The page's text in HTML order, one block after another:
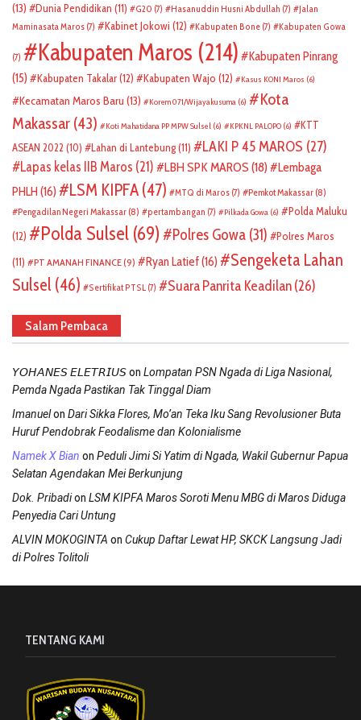
(13)
Dunia Pendidikan (11) G20 (7) Hasanuddin Husni Abdullah (7)
Jalan
Maminasata Maros (7) Kabinet Jokowi (12) Kabupaten Bone (7) Kabupaten Gowa
(7) Kabupaten Maros (214)
Kabupaten Pinrang
(15)
Kabupaten Takalar(12) Kabupaten Wajo (12) Kasus KONI Maros (6)
Kecamatan Maros Baru (13) Korem 071/Wijayakusuma (6)
Kota
Makassar (43) Koti Mahatidana PP MPW Sulsel (6) KPKNL PALOPO (6)
KTT
ASEAN 2022 (10) Lahan di Lantebung(11) LAKI P 45 MAROS (27)
Lapas kelas IIB Maros (21) LBH SPK MAROS (18)
Lembaga
PHLH (16) LSM KIPFA (47) MTQ di Maros (7) Pemkot Makassar (8)
Pengadilan Negeri Makassar (8) pertambangan (7) Pilkada Gowa (6)
Polda Maluku
(12)
Polda Sulsel (69) Polres Gowa (31)
Polres Maros
(11)
PT AMANAH FINANCE(9) Ryan Latief(16)
Sengeketa Lahan
Sulsel (46) Sertifikat PTSL (7) Suara Panrita Keadilan(26)
Salam Pembaca
𝘠𝘖𝘏𝘈𝘕𝘌𝘚 𝘌𝘓𝘌𝘛𝘙𝘐𝘜𝘚on Lompatan PSN Ngada di Liga Nasional,
Pemda Ngada Pastikan Tak Tinggal Diam
Imanuelon Dari Sikka Flores, Mo’an Teka Iku Sang Revolusioner Buta
Huruf Pendobrak Feodalisme dan Kolonialisme
Namek X Bian on Peduli Jimi Si Yatim di Ngada, Wakil Gubernur Papua
Selatan Agendakan Mei Berkunjung
Dok. Pribadion LSM KIPFA Maros Soroti Menu MBG di Maros Diduga
Penyedia Cari Untung
ALVIN MOKOGINTA on Cukup Daftar Lewat HP, SKCK Langsung Jadi
di Polres Tolitoli
TENTANG KAMI